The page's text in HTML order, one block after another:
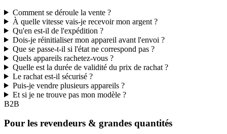
Comment se déroule la vente ?
À quelle vitesse vais-je recevoir mon argent ?
Qu'en est-il de l'expédition ?
Dois-je réinitialiser mon appareil avant l'envoi ?
Que se passe-t-il si l'état ne correspond pas ?
Quels appareils rachetez-vous ?
Quelle est la durée de validité du prix de rachat ?
Le rachat est-il sécurisé ?
Puis-je vendre plusieurs appareils ?
Et si je ne trouve pas mon modèle ?
B2B
Pour les revendeurs & grandes quantités